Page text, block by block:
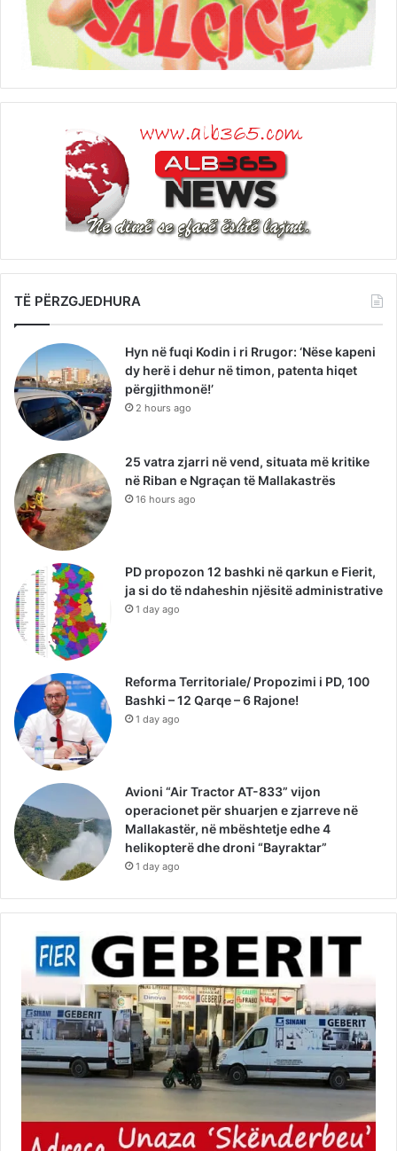
TË PËRZGJEDHURA
Hyn në fuqi Kodin i ri Rrugor: ‘Nëse kapeni
dy herë i dehur në timon, patenta hiqet
përgjithmonë!’
2 hours ago
25 vatra zjarri në vend, situata më kritike
në Riban e Ngraçan të Mallakastrës
16 hours ago
PD propozon 12 bashki në qarkun e Fierit,
ja si do të ndaheshin njësitë administrative
1 day ago
Reforma Territoriale/ Propozimi i PD, 100
Bashki – 12 Qarqe – 6 Rajone!
1 day ago
Avioni “Air Tractor AT-833” vijon
operacionet për shuarjen e zjarreve në
Mallakastër, në mbështetje edhe 4
helikopterë dhe droni “Bayraktar”
1 day ago